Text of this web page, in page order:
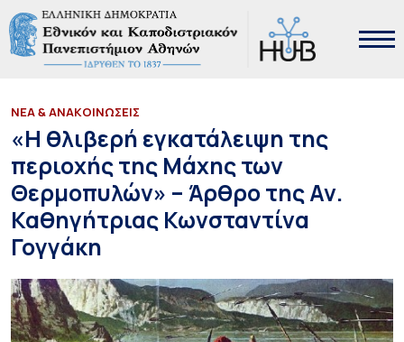
ΝΕΑ & ΑΝΑΚΟΙΝΩΣΕΙΣ
«Η θλιβερή εγκατάλειψη της
περιοχής της Μάχης των
Θερμοπυλών» – Άρθρο της Αν.
Καθηγήτριας Κωνσταντίνα
Γογγάκη